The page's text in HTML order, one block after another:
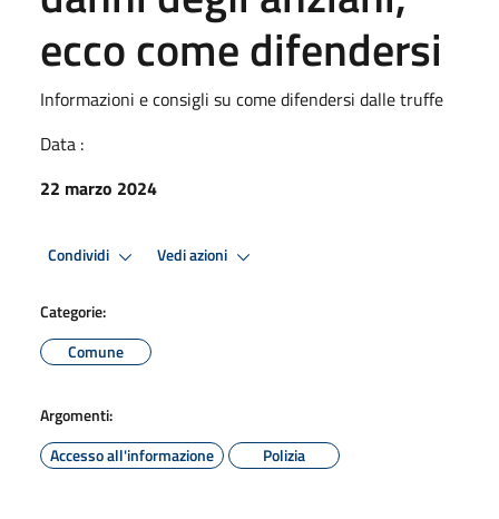
ecco come difendersi
Informazioni e consigli su come difendersi dalle truffe
Data :
22 marzo 2024
Condividi Vedi azioni
Categorie:
Comune
Argomenti:
Accesso all'informazione
Polizia